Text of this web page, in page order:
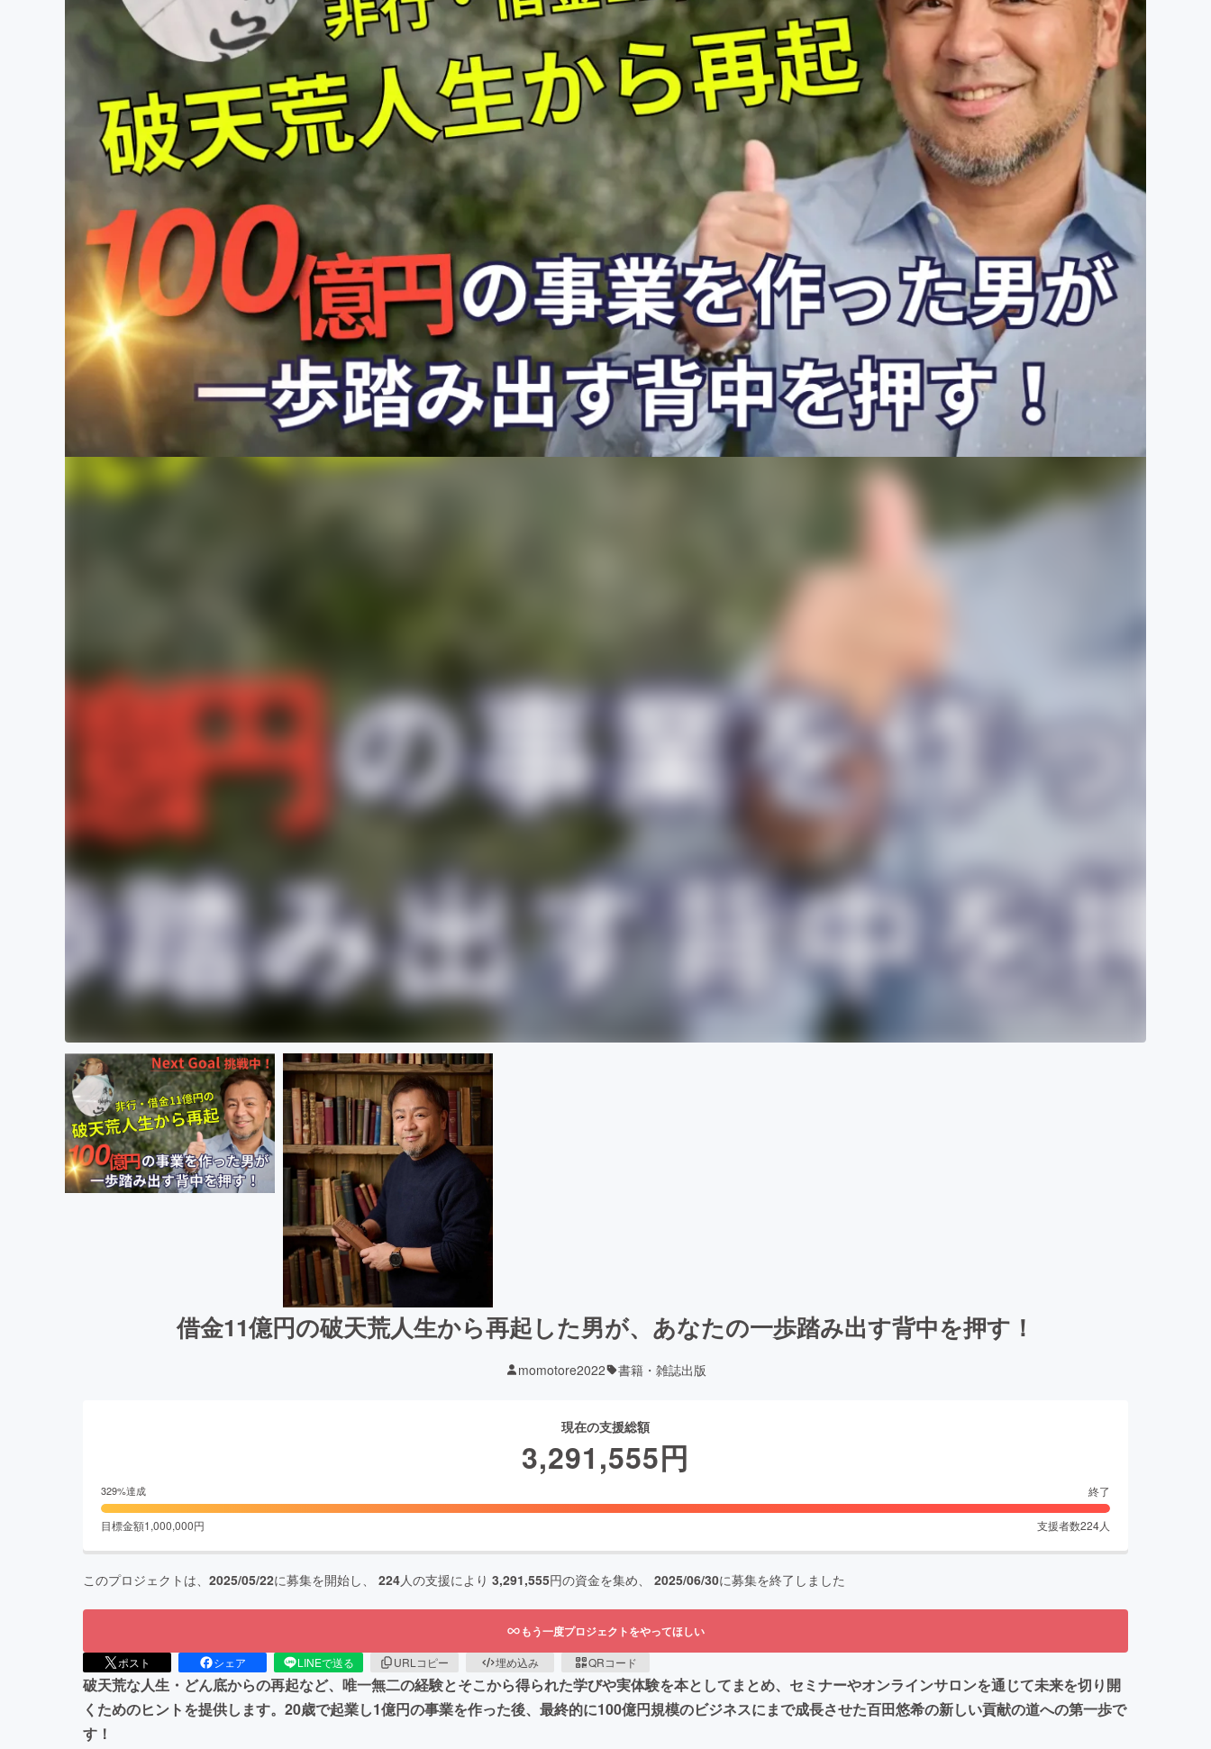
借金11億円の破天荒人生から再起した男が、あなたの一歩踏み出す背中を押す！
momotore2022 書籍・雑誌出版
現在の支援総額
3,291,555円
329%達成 終了
目標金額1,000,000円 支援者数224人
このプロジェクトは、 2025/05/22に募集を開始し、 224人の支援により 3,291,555円の資金を集め、 2025/06/30に募集を終了しました
もう一度プロジェクトをやってほしい
ポスト シェア LINEで送る URLコピー 埋め込み QRコード
破天荒な人生・どん底からの再起など、唯一無二の経験とそこから得られた学びや実体験を本としてまとめ、セミナーやオンラインサロンを通じて未来を切り開
くためのヒントを提供します。20歳で起業し1億円の事業を作った後、最終的に100億円規模のビジネスにまで成長させた百田悠希の新しい貢献の道への第一歩で
す！